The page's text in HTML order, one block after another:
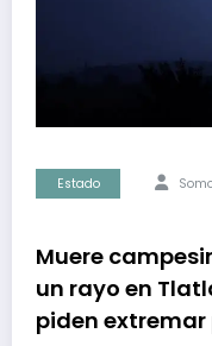
Estado
Muere
un rayo en
piden